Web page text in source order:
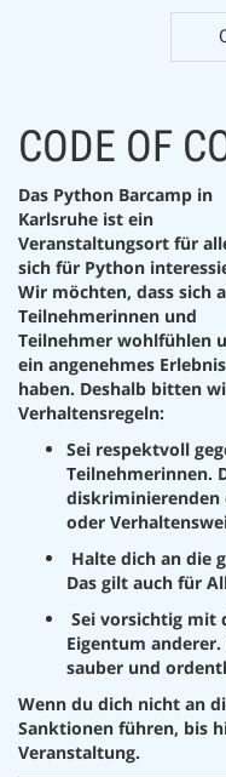
CODE OF
​Das Python Barcamp in
Karlsruhe ist ein
Veranstaltungsort für
sich für Python
Wir möchten, dass sich
Teilnehmerinnen und
Teilnehmer wohlfühlen
ein angenehmes Erlebnis
haben. Deshalb bitten
Verhaltensregeln:
​Sei respektvoll
Teilnehmerinnen.
diskriminierenden
oder
Halte dich an die
Das gilt auch für
Sei vorsichtig mit
Eigentum
sauber und
​Wenn du dich nicht an
Sanktionen führen, bis
Veranstaltung.